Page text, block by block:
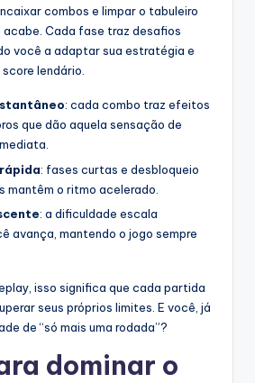
combos e limpar o tabuleiro
Cada fase traz desafios
você a adaptar sua estratégia e
lendário.
: cada combo traz efeitos
que dão aquela sensação de
: fases curtas e desbloqueio
mantêm o ritmo acelerado.
: a dificuldade escala
avança, mantendo o jogo sempre
isso significa que cada partida
seus próprios limites. E você, já
de “só mais uma rodada”?
dominar o